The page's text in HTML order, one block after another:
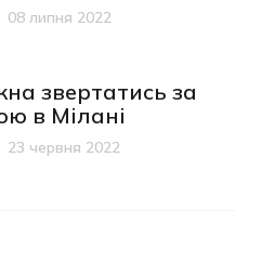
08 липня 2022
звертатись за
в Мілані
23 червня 2022